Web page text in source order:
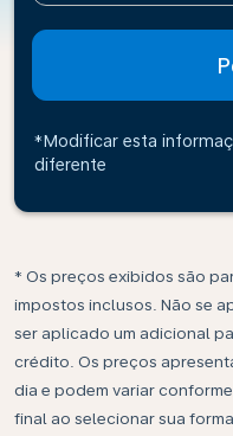
*Modificar esta
diferente
* Os preços exibidos são
impostos inclusos. Não se
ser aplicado um adicional
crédito. Os preços
dia e podem variar
final ao selecionar sua